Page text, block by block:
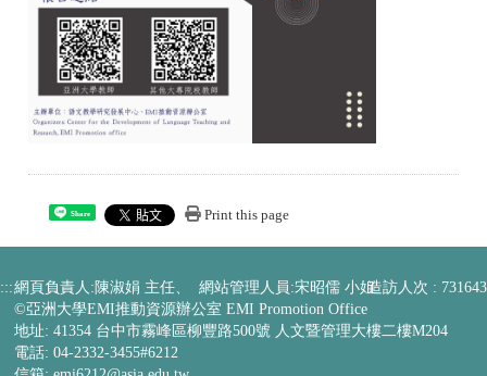
Share Print this page
:::網頁負責人:陳淑娟 主任、 網站管理人員:宋昭儒 小姐
©亞洲大學EMI推動資源辦公室 EMI Promotion Office
地址: 41354 台中市霧峰區柳豐路500號 人文暨管理大樓二樓M204
電話: 04-2332-3455#6212
造訪人次 : 731643